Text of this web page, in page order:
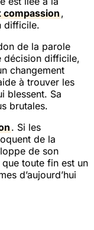
compassion,
difficile.
de la parole
décision difficile,
changement
à trouver les
blessent. Sa
brutales.
. Si les
de la
de son
toute fin est un
d’aujourd’hui